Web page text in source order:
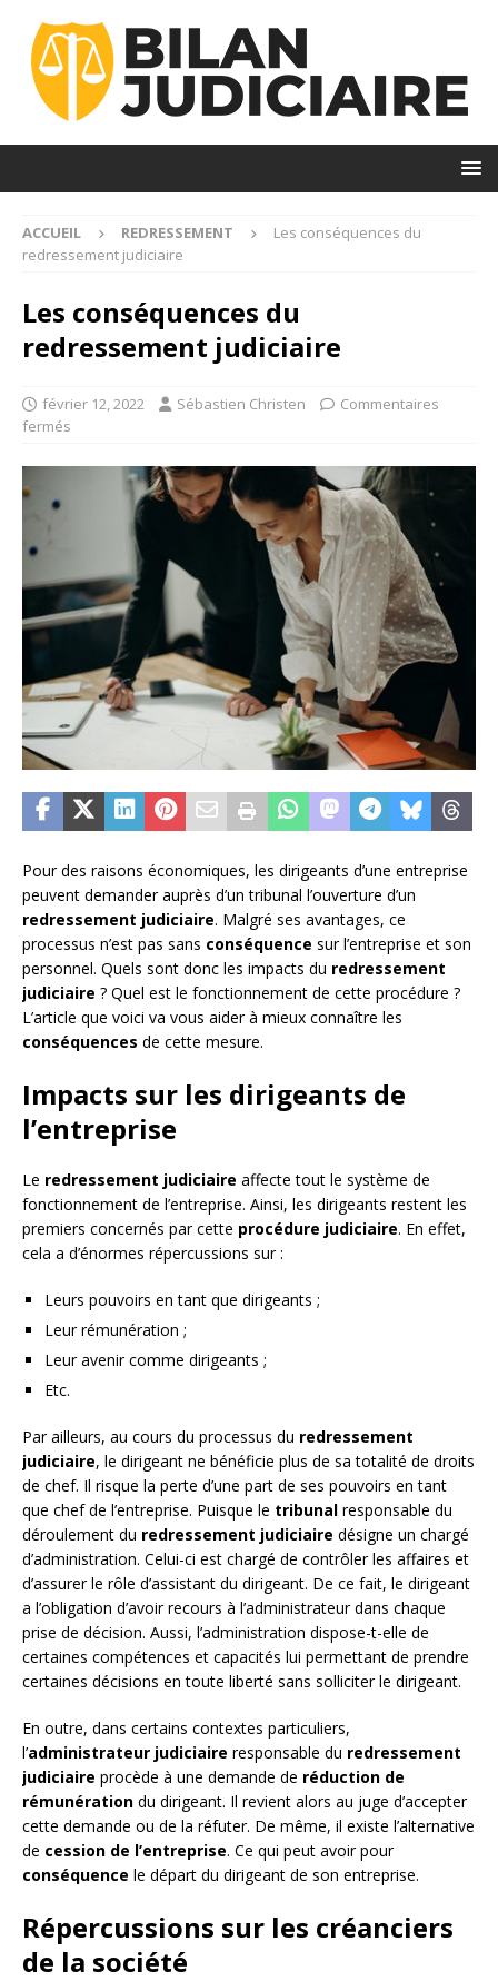
ACCUEIL REDRESSEMENT
Les conséquences du
redressement judiciaire
Les conséquences du
redressement judiciaire
février 12, 2022 Sébastien Christen
Commentaires
fermés
Pour des raisons économiques, les dirigeants d’une entreprise
peuvent demander auprès d’un tribunal l’ouverture d’un
redressement judiciaire. Malgré ses avantages, ce
processus n’est pas sans conséquence sur l’entreprise et son
personnel. Quels sont donc les impacts du redressement
judiciaire ? Quel est le fonctionnement de cette procédure ?
L’article que voici va vous aider à mieux connaître les
conséquences de cette mesure.
Impacts sur les dirigeants de
l’entreprise
Le redressement judiciaire affecte tout le système de
fonctionnement de l’entreprise. Ainsi, les dirigeants restent les
premiers concernés par cette procédure judiciaire. En effet,
cela a d’énormes répercussions sur :
Leurs pouvoirs en tant que dirigeants ;
Leur rémunération ;
Leur avenir comme dirigeants ;
Etc.
Par ailleurs, au cours du processus du redressement
judiciaire, le dirigeant ne bénéficie plus de sa totalité de droits
de chef. Il risque la perte d’une part de ses pouvoirs en tant
que chef de l’entreprise. Puisque le tribunal responsable du
déroulement du redressement judiciaire désigne un chargé
d’administration. Celui-ci est chargé de contrôler les affaires et
d’assurer le rôle d’assistant du dirigeant. De ce fait, le dirigeant
a l’obligation d’avoir recours à l’administrateur dans chaque
prise de décision. Aussi, l’administration dispose-t-elle de
certaines compétences et capacités lui permettant de prendre
certaines décisions en toute liberté sans solliciter le dirigeant.
En outre, dans certains contextes particuliers,
l’administrateur judiciaire responsable du redressement
judiciaire procède à une demande de réduction de
rémunération du dirigeant. Il revient alors au juge d’accepter
cette demande ou de la réfuter. De même, il existe l’alternative
de cession de l’entreprise. Ce qui peut avoir pour
conséquence le départ du dirigeant de son entreprise.
Répercussions sur les créanciers
de la société